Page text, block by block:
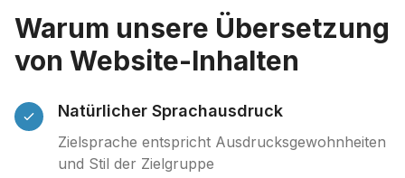
Warum unsere Übersetzung
von Website-Inhalten
Natürlicher Sprachausdruck
Zielsprache entspricht Ausdrucksgewohnheiten
und Stil der Zielgruppe